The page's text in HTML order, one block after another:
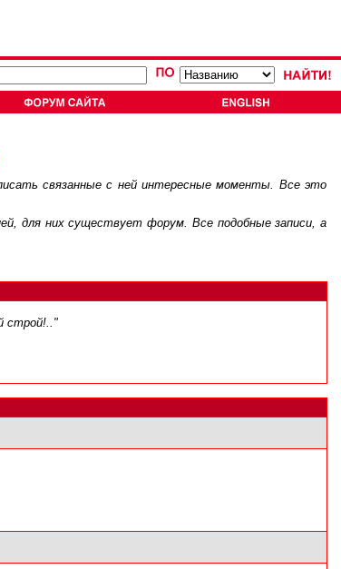
связанные с ней интересные моменты. Все это
для них существует форум. Все подобные записи, а
строй!.."